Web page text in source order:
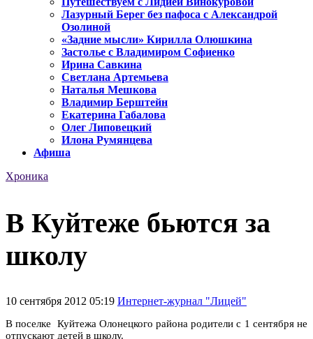
Лазурный Берег без пафоса с Александрой
Озолиной
«Задние мысли» Кирилла Олюшкина
Застолье с Владимиром Софиенко
Ирина Савкина
Светлана Артемьева
Наталья Мешкова
Владимир Берштейн
Екатерина Габалова
Олег Липовецкий
Илона Румянцева
Афиша
Хроника
В Куйтеже бьются за
школу
10 сентября 2012 05:19 Интернет-журнал "Лицей"
В поселке Куйтежа Олонецкого района родители с 1 сентября не
отпускают детей в школу.